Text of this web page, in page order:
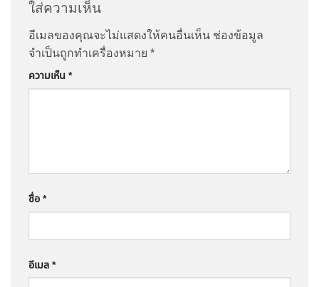
ใส่ความเห็น
อีเมลของคุณจะไม่แสดงให้คนอื่นเห็น ช่องข้อมูล
จำเป็นถูกทำเครื่องหมาย *
ความเห็น *
ชื่อ *
อีเมล *